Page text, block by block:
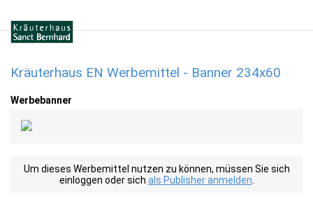
Kräuterhaus EN Werbemittel - Banner 234x60
Werbebanner
Um dieses Werbemittel nutzen zu können, müssen Sie sich
einloggen oder sich als Publisher anmelden